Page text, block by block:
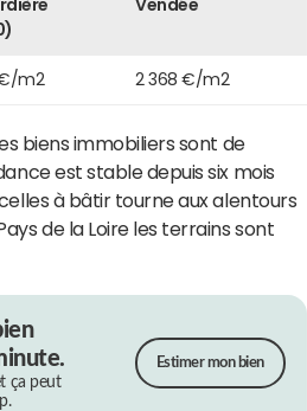
Vendée
€/m2 2 368 €/m2
biens immobiliers sont de
est stable depuis six mois
à bâtir tourne aux alentours
de la Loire les terrains sont
ça peut
Estimer mon bien